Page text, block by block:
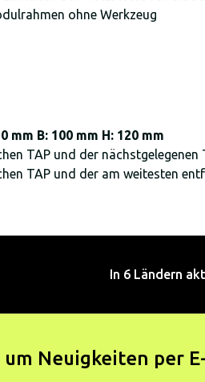
ohne Werkzeug
mm B: 100 mm H: 120 mm
TAP und der nächstgelegenen
TAP und der am weitesten
In 6 Ländern
Neuigkeiten per